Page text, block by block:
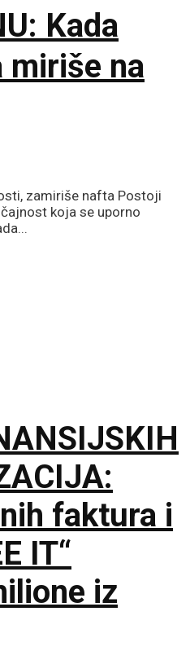
Kada
miriše na
zamiriše nafta Postoji
koja se uporno
faktura i
IT“
iz